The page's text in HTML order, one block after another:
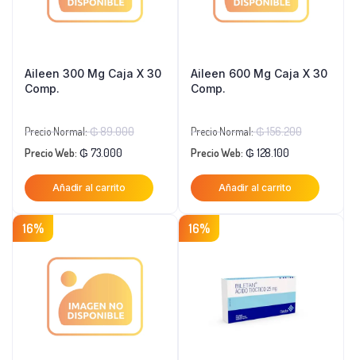
Aileen 300 Mg Caja X 30
Comp.
Precio Normal:₲89.000El
original
era:
₲ 89.000.
Precio Web: ₲ 73.000
precio
actual
Añadir al carrito
Aileen 600 Mg Caja X 30
Comp.
Precio Normal:₲156.200El
original
era:
Precio Web: ₲ 128.100El
precio
actual
Añadir al carrito
16% 16%